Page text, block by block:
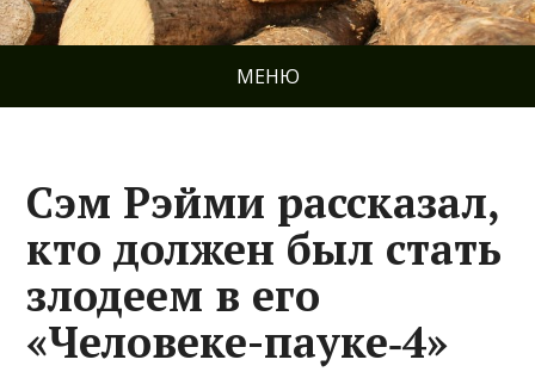
МЕНЮ
Сэм Рэйми рассказал,
кто должен был стать
злодеем в его
«Человеке-пауке‑4»